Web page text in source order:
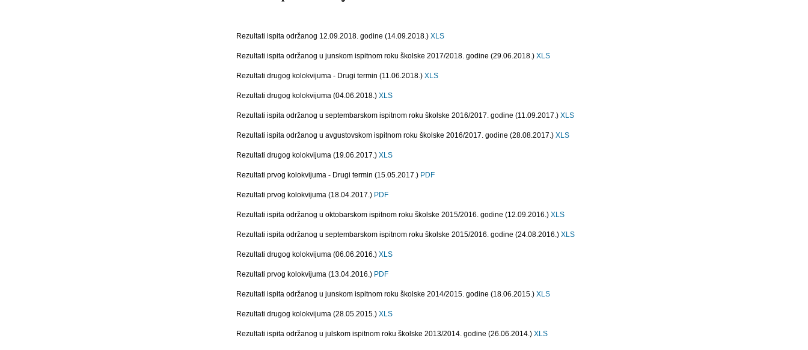
Rezultati ispita održanog 12.09.2018. godine (14.09.2018.) XLS
Rezultati ispita održanog u junskom ispitnom roku školske 2017/2018. godine (29.06.2018.) XLS
Rezultati drugog kolokvijuma - Drugi termin (11.06.2018.) XLS
Rezultati drugog kolokvijuma (04.06.2018.) XLS
Rezultati ispita održanog u septembarskom ispitnom roku školske 2016/2017. godine (11.09.2017.) XLS
Rezultati ispita održanog u avgustovskom ispitnom roku školske 2016/2017. godine (28.08.2017.) XLS
Rezultati drugog kolokvijuma (19.06.2017.) XLS
Rezultati prvog kolokvijuma - Drugi termin (15.05.2017.) PDF
Rezultati prvog kolokvijuma (18.04.2017.) PDF
Rezultati ispita održanog u oktobarskom ispitnom roku školske 2015/2016. godine (12.09.2016.) XLS
Rezultati ispita održanog u septembarskom ispitnom roku školske 2015/2016. godine (24.08.2016.) XLS
Rezultati drugog kolokvijuma (06.06.2016.) XLS
Rezultati prvog kolokvijuma (13.04.2016.) PDF
Rezultati ispita održanog u junskom ispitnom roku školske 2014/2015. godine (18.06.2015.) XLS
Rezultati drugog kolokvijuma (28.05.2015.) XLS
Rezultati ispita održanog u julskom ispitnom roku školske 2013/2014. godine (26.06.2014.) XLS